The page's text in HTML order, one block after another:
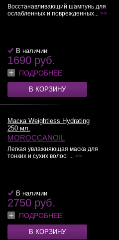
Восстанавливающий шампунь для
ослабленных и поврежденных... >>
В наличии
1690 руб.
ПОДРОБНЕЕ
В КОРЗИНУ
Маска Weightless Hydrating
250 мл.
MOROCCANOIL
Легкая увлажняющая маска для
тонких и сухих волос. ... >>
В наличии
2750 руб.
ПОДРОБНЕЕ
В КОРЗИНУ